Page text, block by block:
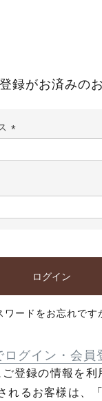
録がお済みの
須)
ログイン
ワードをお忘れです
ログイン・会員
登録の情報を利
れるお客様は、